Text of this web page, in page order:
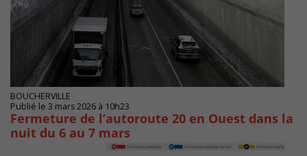
BOUCHERVILLE
Publié le 3 mars 2026 à 10h23
Fermeture de l’autoroute 20 en Ouest dans la
nuit du 6 au 7 mars